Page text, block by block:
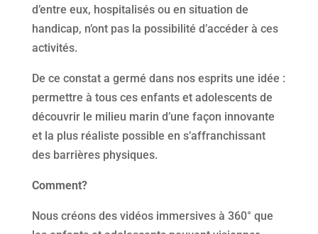
d’entre eux, hospitalisés ou en situation de
handicap, n’ont pas la possibilité d’accéder à ces
activités.
De ce constat a germé dans nos esprits une idée :
permettre à tous ces enfants et adolescents de
découvrir le milieu marin d’une façon innovante
et la plus réaliste possible en s’affranchissant
des barrières physiques.
Comment?
Nous créons des vidéos immersives à 360° que